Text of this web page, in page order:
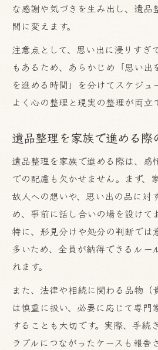
な感謝や気づきを生み出し、遺品
間に変えます。
注意点として、思い出に浸りすぎ
もあるため、あらかじめ「思い出
を進める時間」を分けてスケジュ
よく心の整理と現実の整理が両立
遺品整理を家族で進める際
遺品整理を家族で進める際は、感
での配慮も欠かせません。まず、
故人への想いや、思い出の品に対
め、事前に話し合いの場を設けて
特に、形見分けや処分の判断では
多いため、全員が納得できるルー
れます。
また、法律や相続に関わる品物（
は慎重に扱い、必要に応じて専門
することも大切です。実際、手続
ラブルにつながったケースも報告